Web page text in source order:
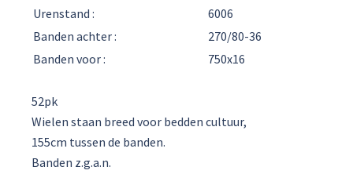
Urenstand :
6006
Banden achter :
270/80-36
Banden voor :
750x16
52pk
Wielen staan breed voor bedden cultuur,
155cm tussen de banden.
Banden z.g.a.n.